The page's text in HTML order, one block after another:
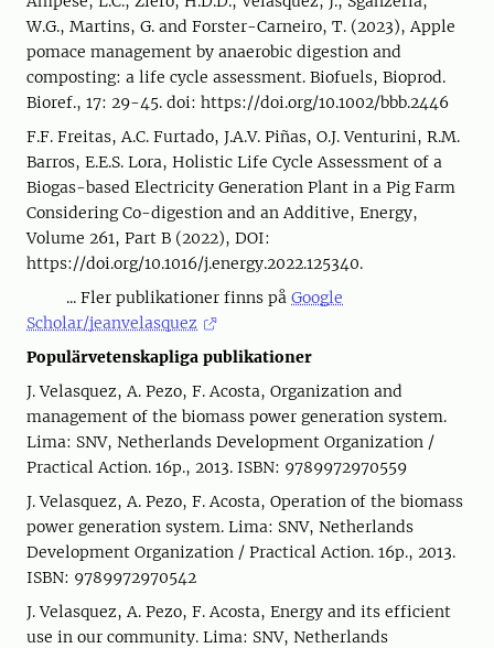
W.G., Martins, G. and Forster-Carneiro, T. (2023), Apple
pomace management by anaerobic digestion and
composting: a life cycle assessment. Biofuels, Bioprod.
Bioref., 17: 29-45. doi: https://doi.org/10.1002/bbb.2446
F.F. Freitas, A.C. Furtado, J.A.V. Piñas, O.J. Venturini, R.M.
Barros, E.E.S. Lora, Holistic Life Cycle Assessment of a
Biogas-based Electricity Generation Plant in a Pig Farm
Considering Co-digestion and an Additive, Energy,
Volume 261, Part B (2022), DOI:
https://doi.org/10.1016/j.energy.2022.125340.
... Fler publikationer finns på Google
Scholar/jeanvelasquez
Populärvetenskapliga publikationer
J. Velasquez, A. Pezo, F. Acosta, Organization and
management of the biomass power generation system.
Lima: SNV, Netherlands Development Organization /
Practical Action. 16p., 2013. ISBN: 9789972970559
J. Velasquez, A. Pezo, F. Acosta, Operation of the biomass
power generation system. Lima: SNV, Netherlands
Development Organization / Practical Action. 16p., 2013.
ISBN: 9789972970542
J. Velasquez, A. Pezo, F. Acosta, Energy and its efficient
use in our community. Lima: SNV, Netherlands